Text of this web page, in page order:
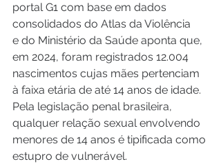
portal G1 com base em dados
consolidados do Atlas da Violência
e do Ministério da Saúde aponta que,
em 2024, foram registrados 12.004
nascimentos cujas mães pertenciam
à faixa etária de até 14 anos de idade.
Pela legislação penal brasileira,
qualquer relação sexual envolvendo
menores de 14 anos é tipificada como
estupro de vulnerável.